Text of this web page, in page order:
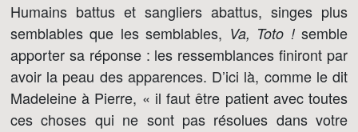
Humains battus et sangliers abattus, singes plus
semblables que les semblables, Va, Toto !semble
apporter sa réponse : les ressemblances finiront par
avoir la peau des apparences. D’ici là, comme le dit
Madeleine à Pierre, « il faut être patient avec toutes
ces choses qui ne sont pas résolues dans votre